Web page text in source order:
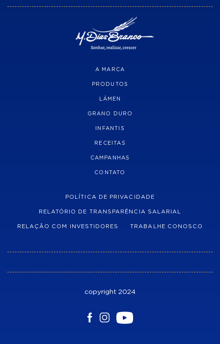
A MARCA
PRODUTOS
LÁMEN
GRANO DURO
INFANTIS
RECEITAS
CAMPANHAS
CONTATO
POLÍTICA DE PRIVACIDADE
RELATÓRIO DE TRANSPARÊNCIA SALARIAL
RELAÇÃO COM INVESTIDORES TRABALHE CONOSCO
copyright 2024